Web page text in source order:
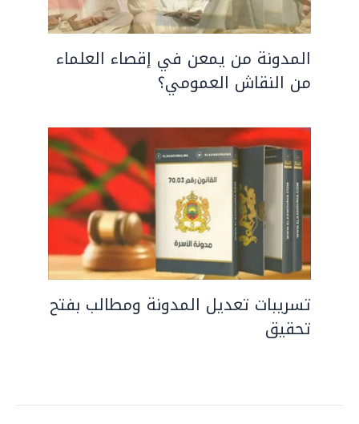
المدونة من يمعن في إقصاء العلماء
من النقاش العمومي؟
تسريبات تعديل المدونة ومطالب بفتح
تحقيق